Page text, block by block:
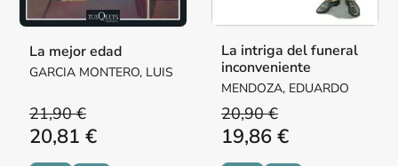
La mejor edad
GARCIA MONTERO, LUIS
21,90 €
20,81 €
La intriga del funeral
inconveniente
MENDOZA, EDUARDO
20,90 €
19,86 €